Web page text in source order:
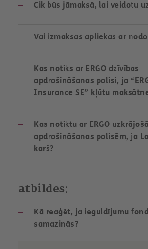
Cik būs jāmaksā, lai veidotu
Vai izmaksas apliekas ar
Kas notiks ar ERGO dzīvības
apdrošināšanas polisi, ja
Insurance SE” kļūtu
Kas notiktu ar ERGO
apdrošināšanas polisēm, ja
karš?
atbildes:
Kā reaģēt, ja ieguldījumu
samazinās?